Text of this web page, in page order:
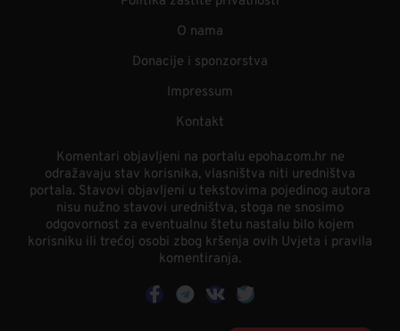
O nama
Donacije i sponzorstva
Impressum
Kontakt
Komentari objavljeni na portalu epoha.com.hr ne
odražavaju stav korisnika, vlasništva niti uredništva
portala. Stavovi objavljeni u tekstovima pojedinog autora
nisu nužno stavovi uredništva, stoga ne snosimo
odgovornost za eventualnu štetu nastalu bilo kojem
korisniku ili trećoj osobi zbog kršenja ovih Uvjeta i pravila
komentiranja.